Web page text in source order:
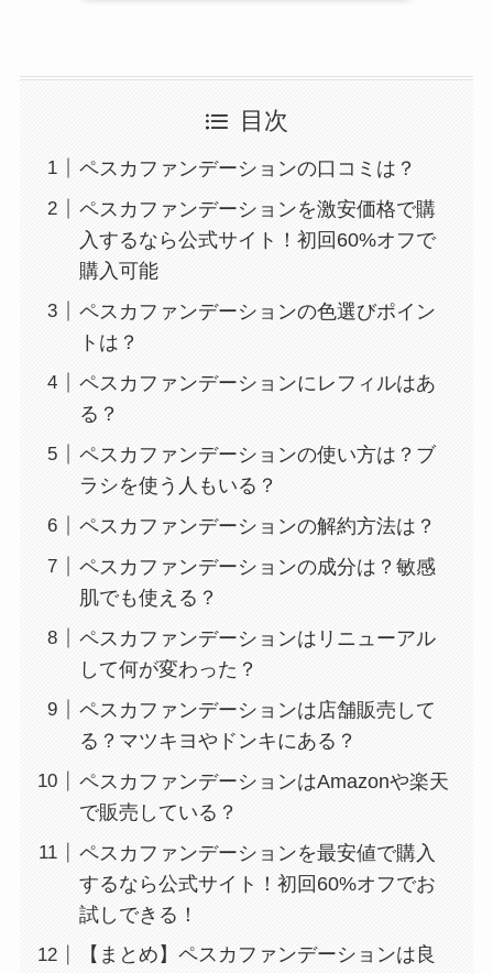
目次
ペスカファンデーションの口コミは？
ペスカファンデーションを激安価格で購
入するなら公式サイト！初回60%オフで
購入可能
ペスカファンデーションの色選びポイン
トは？
ペスカファンデーションにレフィルはあ
る？
ペスカファンデーションの使い方は？ブ
ラシを使う人もいる？
ペスカファンデーションの解約方法は？
ペスカファンデーションの成分は？敏感
肌でも使える？
ペスカファンデーションはリニューアル
して何が変わった？
ペスカファンデーションは店舗販売して
る？マツキヨやドンキにある？
ペスカファンデーションはAmazonや楽天
で販売している？
ペスカファンデーションを最安値で購入
するなら公式サイト！初回60%オフでお
試しできる！
【まとめ】ペスカファンデーションは良